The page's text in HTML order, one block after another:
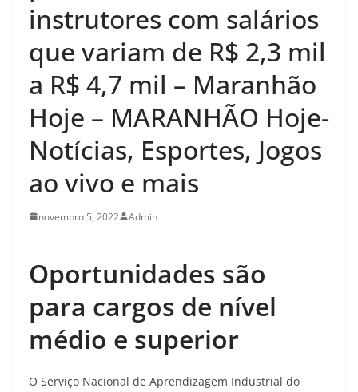
instrutores com salários
que variam de R$ 2,3 mil
a R$ 4,7 mil – Maranhão
Hoje – MARANHÃO Hoje-
Notícias, Esportes, Jogos
ao vivo e mais
novembro 5, 2022 Admin
Oportunidades são
para cargos de nível
médio e superior
O Serviço Nacional de Aprendizagem Industrial do